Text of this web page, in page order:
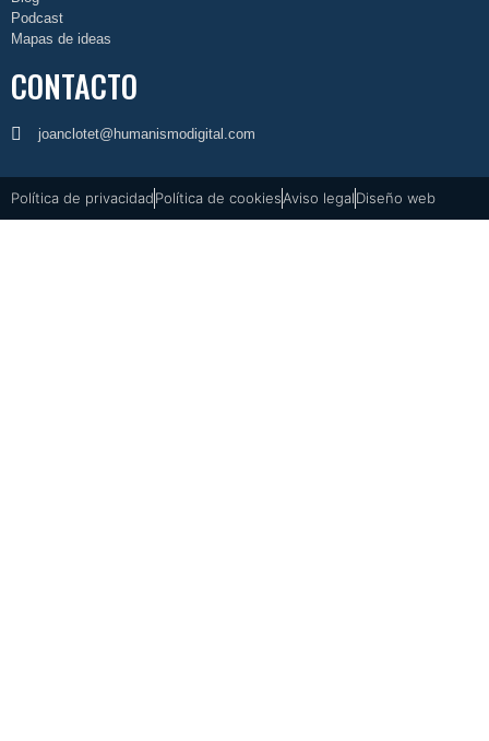
Podcast
Mapas de ideas
CONTACTO
joanclotet@humanismodigital.com
Política de privacidadPolítica de cookiesAviso legalDiseño web